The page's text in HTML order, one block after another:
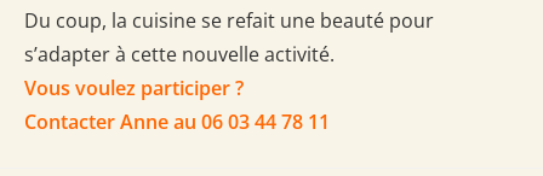
Du coup, la cuisine se refait une beauté pour
s’adapter à cette nouvelle activité.
Vous voulez participer ?
Contacter Anne au 06 03 44 78 11